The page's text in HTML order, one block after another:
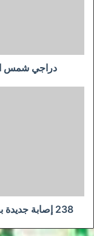
دراجي شمس
24
ساعة238 إصابة جديدة بفيروس كورونا و12 وفاة خلال 24 ساعة